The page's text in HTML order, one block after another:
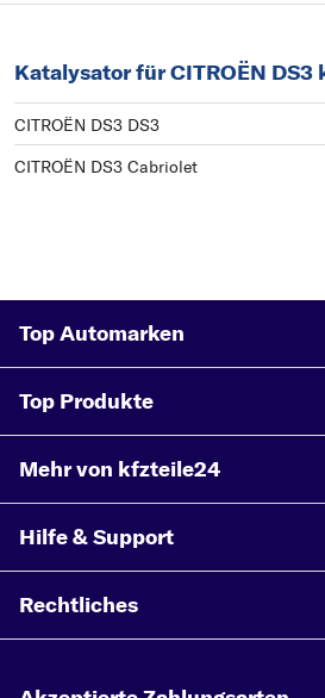
Katalysator für CITROËN DS3
CITROËN DS3 DS3
CITROËN DS3 Cabriolet
Top Automarken
Top Produkte
Mehr von kfzteile24
Hilfe & Support
Rechtliches